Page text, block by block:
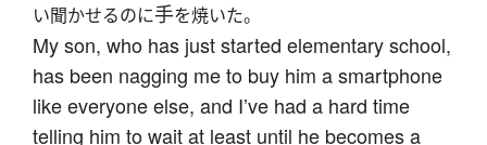
い聞かせるのに手を焼いた。
My son, who has just started elementary school,
has been nagging me to buy him a smartphone
like everyone else, and I’ve had a hard time
telling him to wait at least until he becomes a